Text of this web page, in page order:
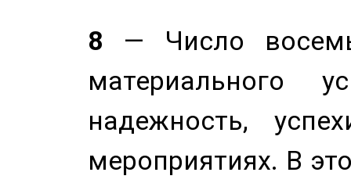
8 — Число
материального
надежность,
мероприятиях. В